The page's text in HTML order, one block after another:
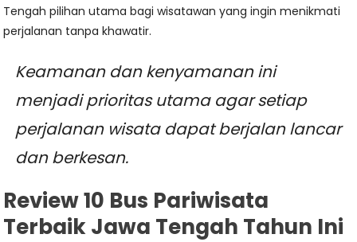
Tengah pilihan utama bagi wisatawan yang ingin menikmati
perjalanan tanpa khawatir.
Keamanan dan kenyamanan ini
menjadi prioritas utama agar setiap
perjalanan wisata dapat berjalan lancar
dan berkesan.
Review 10 Bus Pariwisata
Terbaik Jawa Tengah Tahun Ini